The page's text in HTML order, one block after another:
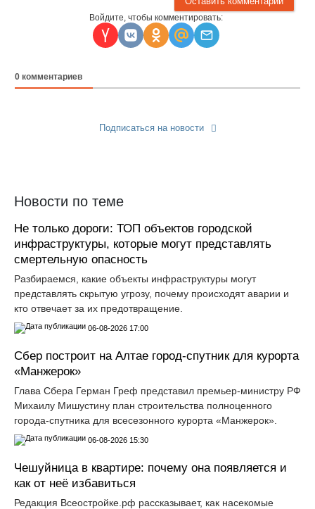
Войдите, чтобы комментировать:
0 комментариев
Подписаться на новости
Новости по теме
Не только дороги: ТОП объектов городской
инфраструктуры, которые могут представлять
смертельную опасность
Разбираемся, какие объекты инфраструктуры могут
представлять скрытую угрозу, почему происходят аварии и
кто отвечает за их предотвращение.
06-08-2026 17:00
Сбер построит на Алтае город-спутник для курорта
«Манжерок»
Глава Сбера Герман Греф представил премьер-министру РФ
Михаилу Мишустину план строительства полноценного
города-спутника для всесезонного курорта «Манжерок».
06-08-2026 15:30
Чешуйница в квартире: почему она появляется и
как от неё избавиться
Редакция Всеостройке.рф рассказывает, как насекомые